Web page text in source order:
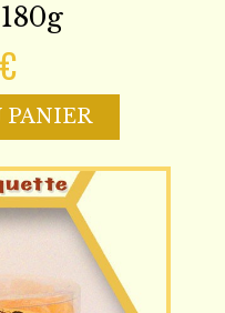
PANIER